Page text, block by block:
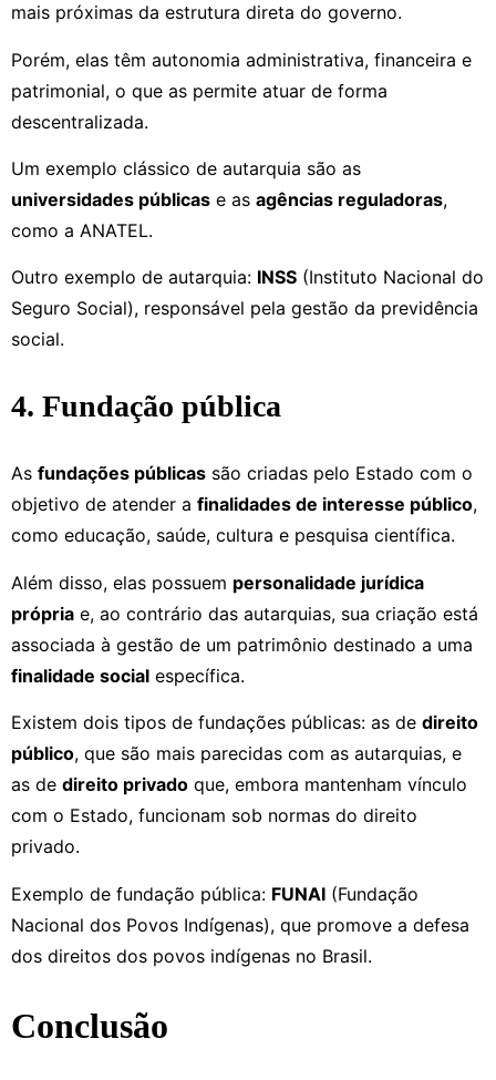
mais próximas da estrutura direta do governo.
Porém, elas têm autonomia administrativa, financeira e
patrimonial, o que as permite atuar de forma
descentralizada.
Um exemplo clássico de autarquia são as
universidades públicas e as agências reguladoras,
como a ANATEL.
Outro exemplo de autarquia: INSS (Instituto Nacional do
Seguro Social), responsável pela gestão da previdência
social.
4. Fundação pública
As fundações públicas são criadas pelo Estado com o
objetivo de atender a finalidades de interesse público,
como educação, saúde, cultura e pesquisa científica.
Além disso, elas possuem personalidade jurídica
própria e, ao contrário das autarquias, sua criação está
associada à gestão de um patrimônio destinado a uma
finalidade social específica.
Existem dois tipos de fundações públicas: as de direito
público, que são mais parecidas com as autarquias, e
as de direito privado que, embora mantenham vínculo
com o Estado, funcionam sob normas do direito
privado.
Exemplo de fundação pública: FUNAI (Fundação
Nacional dos Povos Indígenas), que promove a defesa
dos direitos dos povos indígenas no Brasil.
Conclusão